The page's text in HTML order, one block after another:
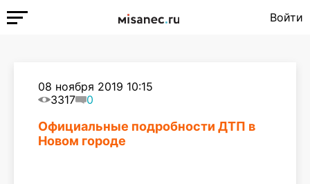
Войти
08 ноября 2019 10:15
3317
0
Официальные подробности ДТП в
Новом городе